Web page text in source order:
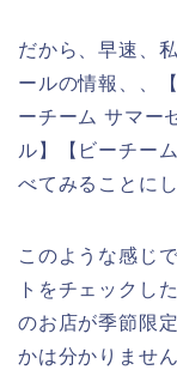
だから、早速、
ールの情報、、
ーチーム サマー
ル】【ビーチー
べてみることにし
このような感じ
トをチェックし
のお店が季節限
かは分かりません